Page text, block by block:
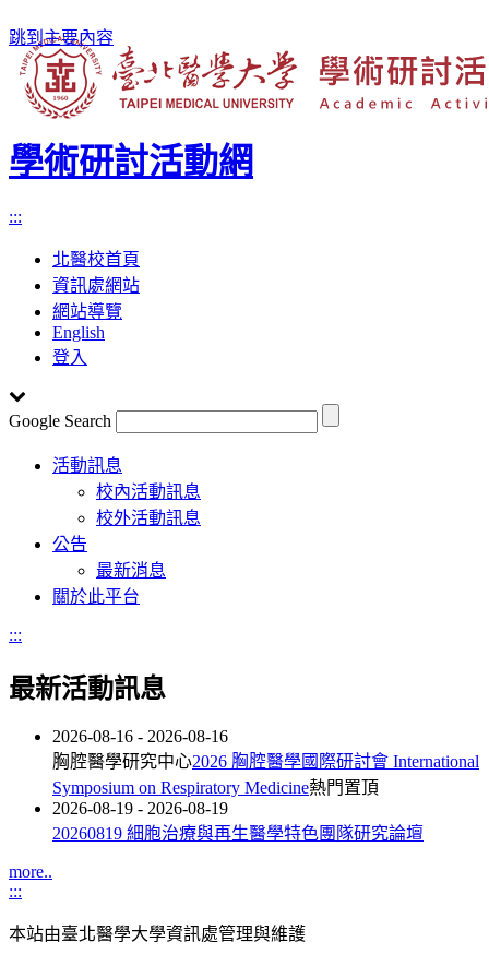
跳到主要內容
學術研討活動網
:::
北醫校首頁
資訊處網站
網站導覽
English
登入
Google Search
Toggle
navigation
活動訊息
校內活動訊息
校外活動訊息
公告
最新消息
關於此平台
:::
最新活動訊息
2026-08-16 - 2026-08-16
胸腔醫學研究中心2026 胸腔醫學國際研討會 International
Symposium on Respiratory Medicine熱門置頂
2026-08-19 - 2026-08-19
20260819 細胞治療與再生醫學特色團隊研究論壇
more..
:::
本站由臺北醫學大學資訊處管理與維護